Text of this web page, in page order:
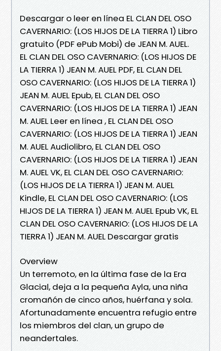
Descargar o leer en línea EL CLAN DEL OSO
CAVERNARIO: (LOS HIJOS DE LA TIERRA 1) Libro
gratuito (PDF ePub Mobi) de JEAN M. AUEL.
EL CLAN DEL OSO CAVERNARIO: (LOS HIJOS DE
LA TIERRA 1) JEAN M. AUEL PDF, EL CLAN DEL
OSO CAVERNARIO: (LOS HIJOS DE LA TIERRA 1)
JEAN M. AUEL Epub, EL CLAN DEL OSO
CAVERNARIO: (LOS HIJOS DE LA TIERRA 1) JEAN
M. AUEL Leer en línea , EL CLAN DEL OSO
CAVERNARIO: (LOS HIJOS DE LA TIERRA 1) JEAN
M. AUEL Audiolibro, EL CLAN DEL OSO
CAVERNARIO: (LOS HIJOS DE LA TIERRA 1) JEAN
M. AUEL VK, EL CLAN DEL OSO CAVERNARIO:
(LOS HIJOS DE LA TIERRA 1) JEAN M. AUEL
Kindle, EL CLAN DEL OSO CAVERNARIO: (LOS
HIJOS DE LA TIERRA 1) JEAN M. AUEL Epub VK, EL
CLAN DEL OSO CAVERNARIO: (LOS HIJOS DE LA
TIERRA 1) JEAN M. AUEL Descargar gratis
Overview
Un terremoto, en la última fase de la Era
Glacial, deja a la pequeña Ayla, una niña
cromañón de cinco años, huérfana y sola.
Afortunadamente encuentra refugio entre
los miembros del clan, un grupo de
neandertales.